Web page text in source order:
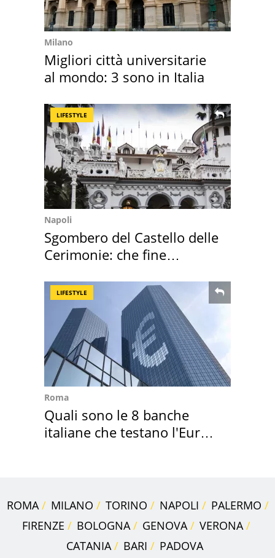
Milano
Migliori città universitarie
al mondo: 3 sono in Italia
LIFESTYLE
Napoli
Sgombero del Castello delle
Cerimonie: che fine
LIFESTYLE
Roma
Quali sono le 8 banche
italiane che testano l'Euro
ROMA MILANO TORINO NAPOLI
PALERMO
FIRENZE
BOLOGNA GENOVA
VERONA
CATANIA
BARI PADOVA